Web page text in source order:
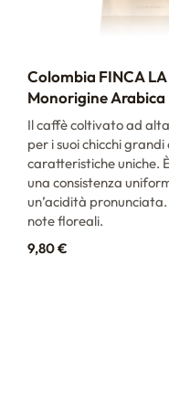
Colombia FINCA
Monorigine Arabica
Il caffè coltivato ad
per i suoi chicchi grandi
caratteristiche uniche.
una consistenza
un’acidità
note floreali.
9,80€